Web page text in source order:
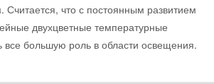
Считается, что с постоянным развитием
двухцветные температурные
все большую роль в области освещения.